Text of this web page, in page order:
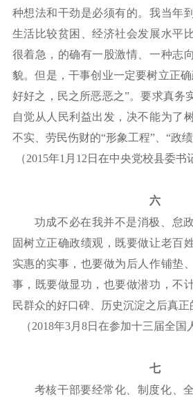
种想法和干劲是必须有的。我当年
生活比较贫困、经济社会发展水平
很着急，的确有一股激情、一种志
貌。但是，干事创业一定要树立正
好好之，民之所恶恶之”。要求真务
自觉从人民利益出发，决不能为了
不实、劳民伤财的“形象工程”、“政绩
（2015年1月12日在中央党校县委书
六
功成不必在我并不是消极、怠
固树立正确政绩观，既要做让老百
实惠的实事，也要做为后人作铺垫
事，既要做显功，也要做潜功，不
民群众的好口碑、历史沉淀之后真正
（2018年3月8日在参加十三届全国
七
考核干部要经常化、制度化、